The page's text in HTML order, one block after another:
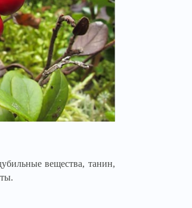
вещества, танин,